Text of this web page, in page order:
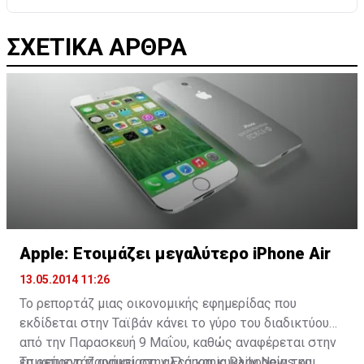
ΣΧΕΤΙΚΑ ΑΡΘΡΑ
Apple: Ετοιμάζει μεγαλύτερο iPhone Air
13.05.2014 11:26
Το ρεπορτάζ μιας οικονομικής εφημερίδας που
εκδίδεται στην Ταϊβάν κάνει το γύρο του διαδικτύου
από την Παρασκευή 9 Μαΐου, καθώς αναφέρεται στην